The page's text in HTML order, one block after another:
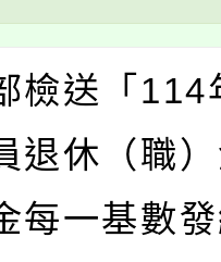
檢送「114
退休（職
每一基數